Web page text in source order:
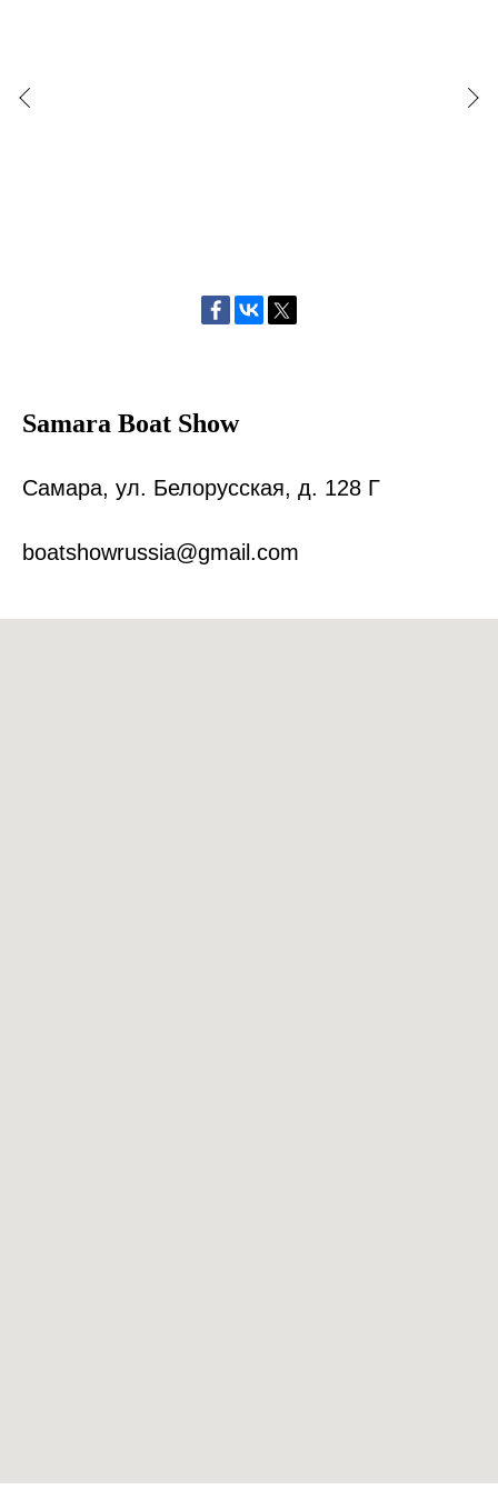
Samara Boat Show
Самара, ул. Белорусская, д. 128 Г
boatshowrussia@gmail.com